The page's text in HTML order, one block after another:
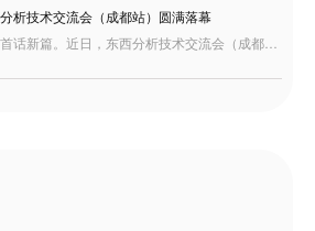
析技术交流会（成都站）圆满落幕